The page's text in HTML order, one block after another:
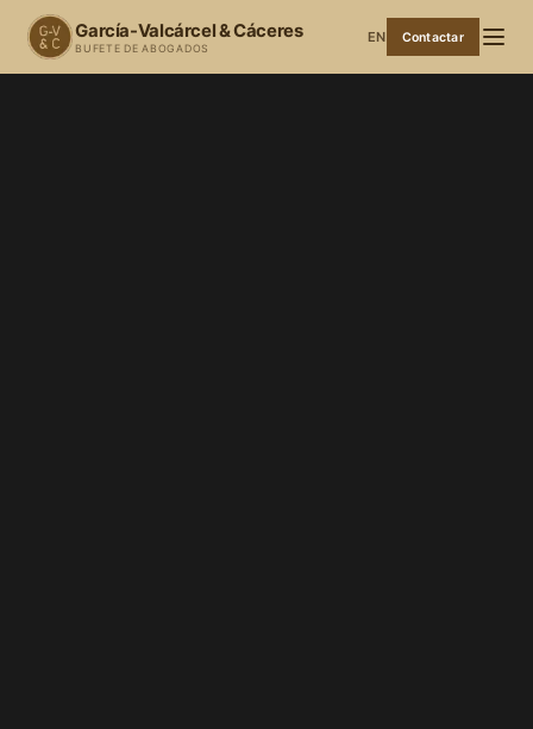
García-Valcárcel & Cáceres
BUFETE DE ABOGADOS
EN Contactar